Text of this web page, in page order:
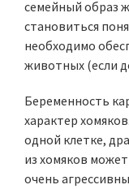
семейный образ
становиться
необходимо
животных (если
Беременность
характер
одной клетке,
из хомяков
очень